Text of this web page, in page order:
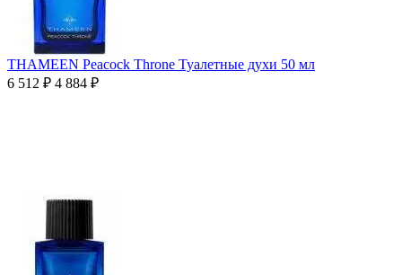
THAMEEN Peacock Throne Туалетные духи 50 мл
6 512 ₽ 4 884 ₽